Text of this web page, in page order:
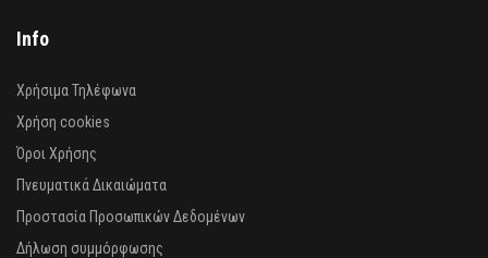
Info
Χρήσιμα Τηλέφωνα
Χρήση cookies
Όροι Χρήσης
Πνευματικά Δικαιώματα
Προστασία Προσωπικών Δεδομένων
Δήλωση συμμόρφωσης